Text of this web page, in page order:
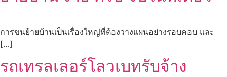
การขนย้ายบ้านเป็นเรื่องใหญ่ที่ต้องวางแผนอย่างรอบคอบ และ
[…]
รถเทรลเลอร์โลวเบทรับจ้าง